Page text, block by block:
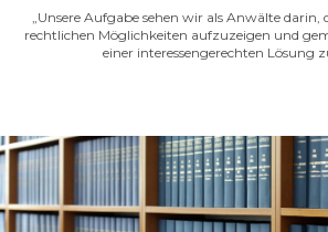
„Unsere Aufgabe sehen wir als Anwälte
rechtlichen Möglichkeiten aufzuzeigen und
einer interessengerechten Lösung